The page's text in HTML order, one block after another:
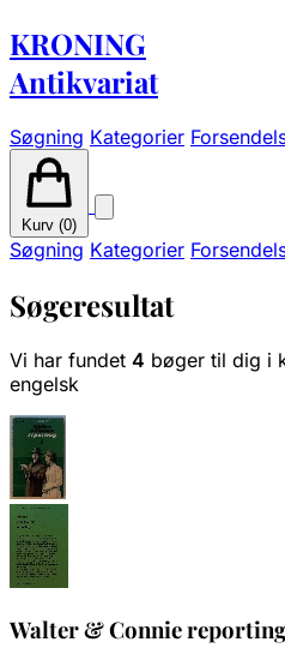
KRONING
Antikvariat
Søgning Kategorier
Kurv (0)
Søgning Kategorier
Søgeresultat
Vi har fundet 4 bøger til dig i
engelsk
Walter & Connie reporting